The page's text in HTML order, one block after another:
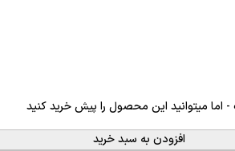
اما میتوانید این محصول را پیش خرید کنید
افزودن به سبد خرید